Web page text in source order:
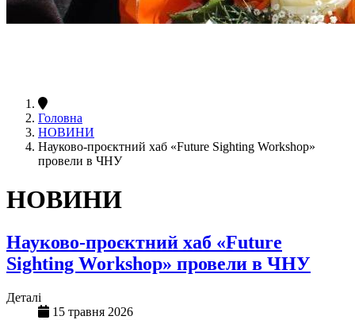
Головна
НОВИНИ
Науково-проєктний хаб «Future Sighting Workshop»
провели в ЧНУ
НОВИНИ
Науково-проєктний хаб «Future
Sighting Workshop» провели в ЧНУ
Деталі
15 травня 2026